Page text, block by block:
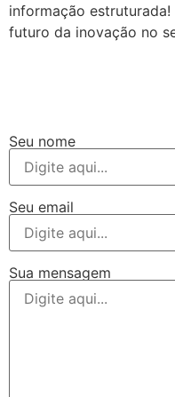
informação
futuro da inovação no
Seu nome
Seu email
Sua mensagem